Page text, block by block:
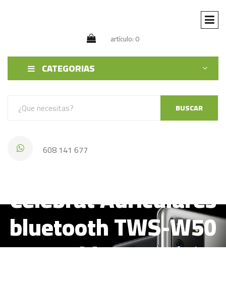
artículo: 0
CATEGORIAS
BUSCAR
608 141 677
Celebrat Auriculares
bluetooth TWS-W50
blanco